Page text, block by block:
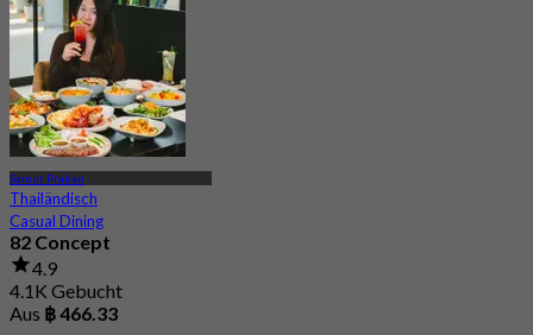
Samut Prakan
Thailändisch
Casual Dining
82 Concept
4.9
4.1K Gebucht
Aus ฿ 466.33